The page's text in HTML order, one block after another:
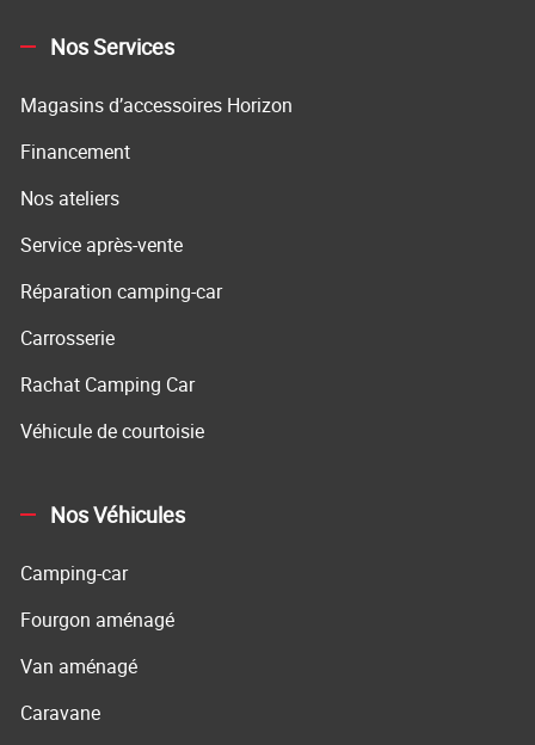
Nos Services
Magasins d’accessoires Horizon
Financement
Nos ateliers
Service après-vente
Réparation camping-car
Carrosserie
Rachat Camping Car
Véhicule de courtoisie
Nos Véhicules
Camping-car
Fourgon aménagé
Van aménagé
Caravane